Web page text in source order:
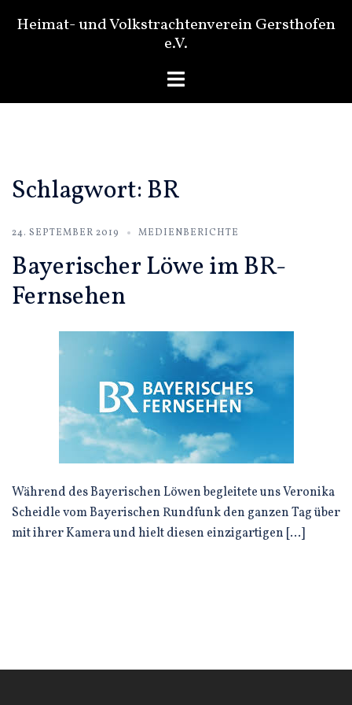
InhaltHeimat- und Volkstrachtenverein Gersthofen
e.V.
Menü
Schlagwort:BR
24. SEPTEMBER 2019 MEDIENBERICHTE
Bayerischer Löwe im BR-
Fernsehen
Während des Bayerischen Löwen begleitete uns Veronika
Scheidle vom Bayerischen Rundfunk den ganzen Tag über
mit ihrer Kamera und hielt diesen einzigartigen […]